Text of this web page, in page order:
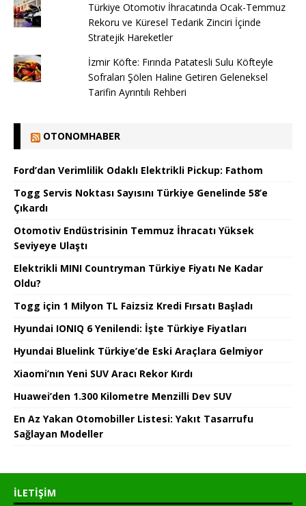
Türkiye Otomotiv İhracatında Ocak-Temmuz
Rekoru ve Küresel Tedarik Zinciri İçinde
Stratejik Hareketler
İzmir Köfte: Fırında Patatesli Sulu Köfteyle
Sofraları Şölen Haline Getiren Geleneksel
Tarifin Ayrıntılı Rehberi
OTONOMHABER
Ford’dan Verimlilik Odaklı Elektrikli Pickup: Fathom
Togg Servis Noktası Sayısını Türkiye Genelinde 58’e
Çıkardı
Otomotiv Endüstrisinin Temmuz İhracatı Yüksek
Seviyeye Ulaştı
Elektrikli MINI Countryman Türkiye Fiyatı Ne Kadar
Oldu?
Togg için 1 Milyon TL Faizsiz Kredi Fırsatı Başladı
Hyundai IONIQ 6 Yenilendi: İşte Türkiye Fiyatları
Hyundai Bluelink Türkiye’de Eski Araçlara Gelmiyor
Xiaomi’nın Yeni SUV Aracı Rekor Kırdı
Huawei’den 1.300 Kilometre Menzilli Dev SUV
En Az Yakan Otomobiller Listesi: Yakıt Tasarrufu
Sağlayan Modeller
İLETIŞIM